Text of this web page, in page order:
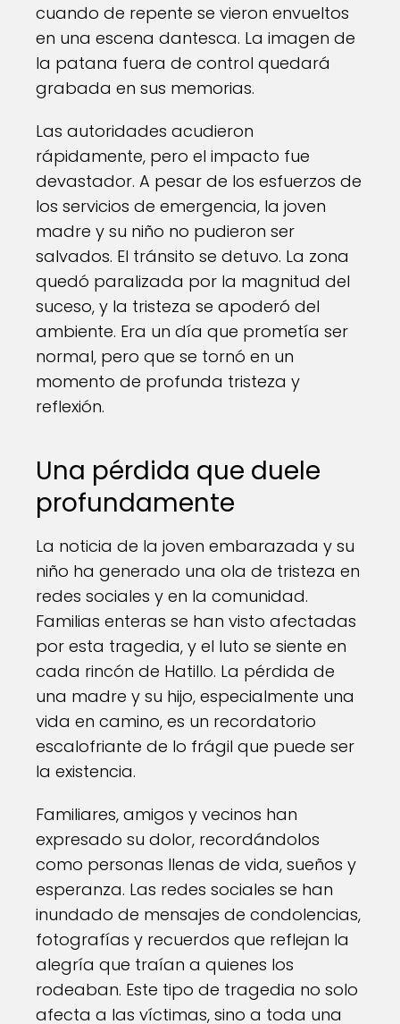
cuando de repente se vieron envueltos
en una escena dantesca. La imagen de
la patana fuera de control quedará
grabada en sus memorias.
Las autoridades acudieron
rápidamente, pero el impacto fue
devastador. A pesar de los esfuerzos de
los servicios de emergencia, la joven
madre y su niño no pudieron ser
salvados. El tránsito se detuvo. La zona
quedó paralizada por la magnitud del
suceso, y la tristeza se apoderó del
ambiente. Era un día que prometía ser
normal, pero que se tornó en un
momento de profunda tristeza y
reflexión.
Una pérdida que duele
profundamente
La noticia de la joven embarazada y su
niño ha generado una ola de tristeza en
redes sociales y en la comunidad.
Familias enteras se han visto afectadas
por esta tragedia, y el luto se siente en
cada rincón de Hatillo. La pérdida de
una madre y su hijo, especialmente una
vida en camino, es un recordatorio
escalofriante de lo frágil que puede ser
la existencia.
Familiares, amigos y vecinos han
expresado su dolor, recordándolos
como personas llenas de vida, sueños y
esperanza. Las redes sociales se han
inundado de mensajes de condolencias,
fotografías y recuerdos que reflejan la
alegría que traían a quienes los
rodeaban. Este tipo de tragedia no solo
afecta a las víctimas, sino a toda una